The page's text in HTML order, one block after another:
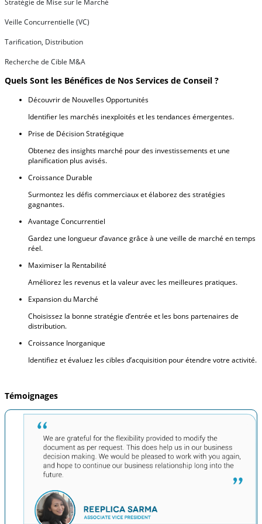
Stratégie de Mise sur le Marché
Veille Concurrentielle (VC)
Tarification, Distribution
Recherche de Cible M&A
Quels Sont les Bénéfices de Nos Services de Conseil ?
Découvrir de Nouvelles Opportunités
Identifier les marchés inexploités et les tendances émergentes.
Prise de Décision Stratégique
Obtenez des insights marché pour des investissements et une
planification plus avisés.
Croissance Durable
Surmontez les défis commerciaux et élaborez des stratégies
gagnantes.
Avantage Concurrentiel
Gardez une longueur d’avance grâce à une veille de marché en temps
réel.
Maximiser la Rentabilité
Améliorez les revenus et la valeur avec les meilleures pratiques.
Expansion du Marché
Choisissez la bonne stratégie d’entrée et les bons partenaires de
distribution.
Croissance Inorganique
Identifiez et évaluez les cibles d’acquisition pour étendre votre activité.
Témoignages